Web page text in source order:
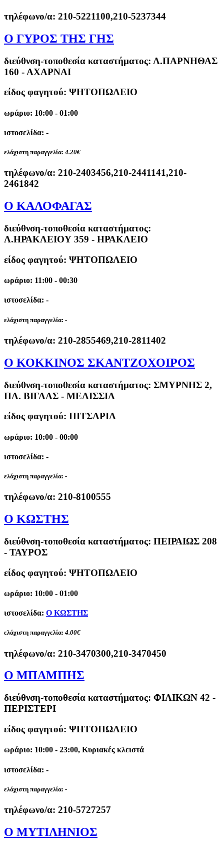
τηλέφωνο/α: 210-5221100,210-5237344
Ο ΓΥΡΟΣ ΤΗΣ ΓΗΣ
διεύθνση-τοποθεσία καταστήματος: Λ.ΠΑΡΝΗΘΑΣ
160 - ΑΧΑΡΝΑΙ
είδος φαγητού: ΨΗΤΟΠΩΛΕΙΟ
ωράριο: 10:00 - 01:00
ιστοσελίδα: -
ελάχιστη παραγγελία: 4.20€
τηλέφωνο/α: 210-2403456,210-2441141,210-
2461842
Ο ΚΑΛΟΦΑΓΑΣ
διεύθνση-τοποθεσία καταστήματος:
Λ.ΗΡΑΚΛΕΙΟΥ 359 - ΗΡΑΚΛΕΙΟ
είδος φαγητού: ΨΗΤΟΠΩΛΕΙΟ
ωράριο: 11:00 - 00:30
ιστοσελίδα: -
ελάχιστη παραγγελία: -
τηλέφωνο/α: 210-2855469,210-2811402
Ο ΚΟΚΚΙΝΟΣ ΣΚΑΝΤΖΟΧΟΙΡΟΣ
διεύθνση-τοποθεσία καταστήματος: ΣΜΥΡΝΗΣ 2,
ΠΛ. ΒΙΓΛΑΣ - ΜΕΛΙΣΣΙΑ
είδος φαγητού: ΠΙΤΣΑΡΙΑ
ωράριο: 10:00 - 00:00
ιστοσελίδα: -
ελάχιστη παραγγελία: -
τηλέφωνο/α: 210-8100555
Ο ΚΩΣΤΗΣ
διεύθνση-τοποθεσία καταστήματος: ΠΕΙΡΑΙΩΣ 208
- ΤΑΥΡΟΣ
είδος φαγητού: ΨΗΤΟΠΩΛΕΙΟ
ωράριο: 10:00 - 01:00
ιστοσελίδα: Ο ΚΩΣΤΗΣ
ελάχιστη παραγγελία: 4.00€
τηλέφωνο/α: 210-3470300,210-3470450
Ο ΜΠΑΜΠΗΣ
διεύθνση-τοποθεσία καταστήματος: ΦΙΛΙΚΩΝ 42 -
ΠΕΡΙΣΤΕΡΙ
είδος φαγητού: ΨΗΤΟΠΩΛΕΙΟ
ωράριο: 10:00 - 23:00, Κυριακές κλειστά
ιστοσελίδα: -
ελάχιστη παραγγελία: -
τηλέφωνο/α: 210-5727257
O ΜΥΤΙΛΗΝΙΟΣ